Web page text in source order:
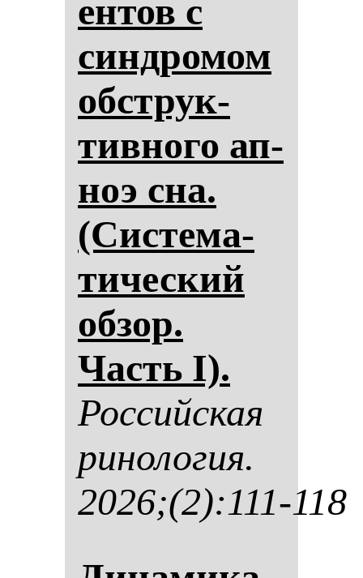
ен­тов с
син­дро­мом
обструк­
тив­но­го ап­
ноэ сна.
(Сис­те­ма­
ти­чес­кий
об­зор.
Часть I).
Рос­сий­ская
ри­но­ло­гия.
2026;(2):111-118